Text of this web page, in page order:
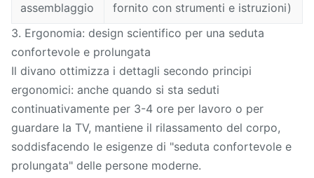
assemblaggio
fornito con strumenti e istruzioni)
3. Ergonomia: design scientifico per una seduta
confortevole e prolungata
Il divano ottimizza i dettagli secondo principi
ergonomici: anche quando si sta seduti
continuativamente per 3-4 ore per lavoro o per
guardare la TV, mantiene il rilassamento del corpo,
soddisfacendo le esigenze di "seduta confortevole e
prolungata" delle persone moderne.